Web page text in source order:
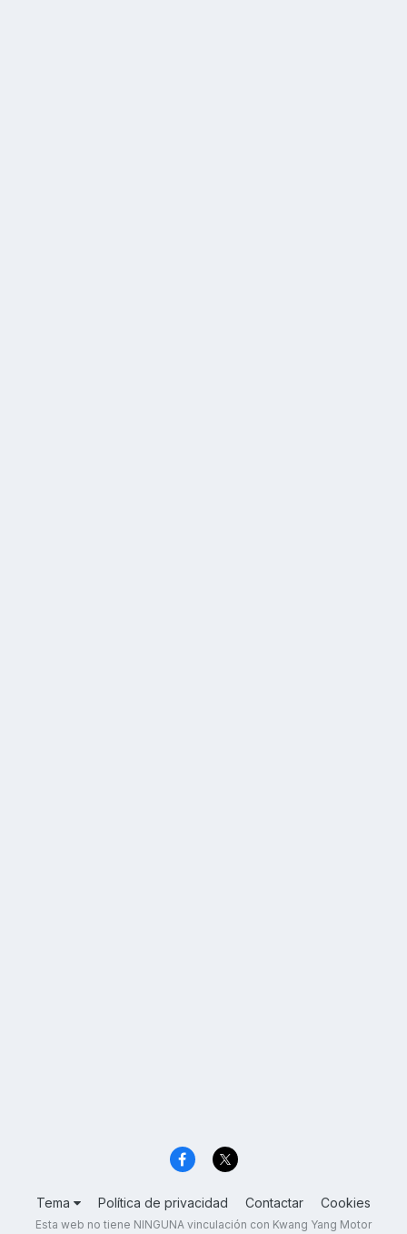
Tema Política de privacidad Contactar Cookies
Esta web no tiene NINGUNA vinculación con Kwang Yang Motor